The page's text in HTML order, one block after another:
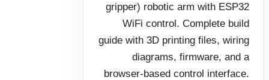
gripper) robotic arm with ESP32
WiFi control. Complete build
guide with 3D printing files, wiring
diagrams, firmware, and a
browser-based control interface.